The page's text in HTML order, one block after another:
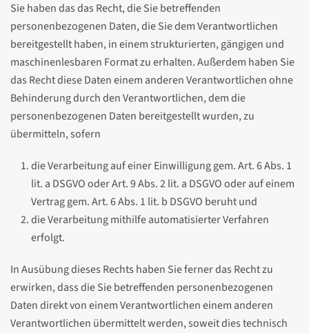
Sie haben das das Recht, die Sie betreffenden
personenbezogenen Daten, die Sie dem Verantwortlichen
bereitgestellt haben, in einem strukturierten, gängigen und
maschinenlesbaren Format zu erhalten. Außerdem haben Sie
das Recht diese Daten einem anderen Verantwortlichen ohne
Behinderung durch den Verantwortlichen, dem die
personenbezogenen Daten bereitgestellt wurden, zu
übermitteln, sofern
die Verarbeitung auf einer Einwilligung gem. Art. 6 Abs. 1
lit. a DSGVO oder Art. 9 Abs. 2 lit. a DSGVO oder auf einem
Vertrag gem. Art. 6 Abs. 1 lit. b DSGVO beruht und
die Verarbeitung mithilfe automatisierter Verfahren
erfolgt.
In Ausübung dieses Rechts haben Sie ferner das Recht zu
erwirken, dass die Sie betreffenden personenbezogenen
Daten direkt von einem Verantwortlichen einem anderen
Verantwortlichen übermittelt werden, soweit dies technisch